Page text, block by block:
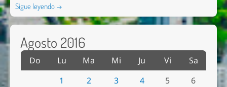
Sigue leyendo →
Agosto 2016
Do Lu Ma Mi Ju Vi
Sa
1
2 3 4 5
6